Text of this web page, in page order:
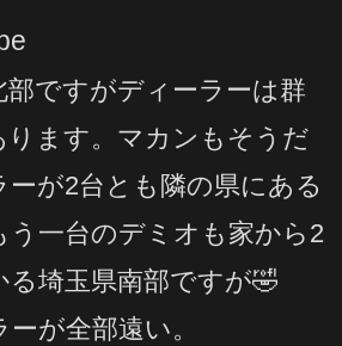
ですがディーラーは群
ります。マカンもそうだ
が2台とも隣の県にある
う一台のデミオも家から2
る埼玉県南部ですが🤣
が全部遠い。